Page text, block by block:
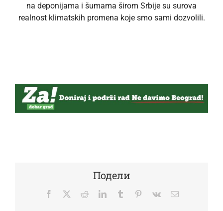
na deponijama i šumama širom Srbije su surova
realnost klimatskih promena koje smo sami dozvolili.
Подели
Facebook
TwitterRedditLinkedInTumblr Pinterest
Vk Email